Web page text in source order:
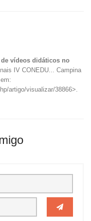
vídeos didáticos no
IV CONEDU... Campina
artigo/visualizar/38866>.